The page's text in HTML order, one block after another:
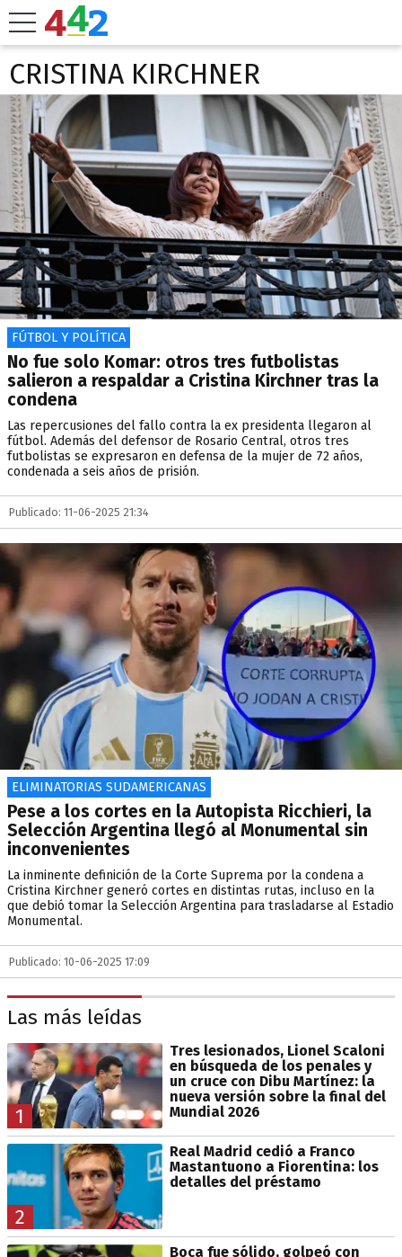
CRISTINA KIRCHNER
FÚTBOL Y POLÍTICA
No fue solo Komar: otros tres futbolistas
salieron a respaldar a Cristina Kirchner tras la
condena
Las repercusiones del fallo contra la ex presidenta llegaron al
fútbol. Además del defensor de Rosario Central, otros tres
futbolistas se expresaron en defensa de la mujer de 72 años,
condenada a seis años de prisión.
Publicado: 11-06-2025 21:34
ELIMINATORIAS SUDAMERICANAS
Pese a los cortes en la Autopista Ricchieri, la
Selección Argentina llegó al Monumental sin
inconvenientes
La inminente definición de la Corte Suprema por la condena a
Cristina Kirchner generó cortes en distintas rutas, incluso en la
que debió tomar la Selección Argentina para trasladarse al Estadio
Monumental.
Publicado: 10-06-2025 17:09
Las más leídas
1
Tres lesionados, Lionel Scaloni
en búsqueda de los penales y
un cruce con Dibu Martínez: la
nueva versión sobre la final del
Mundial 2026
2
Real Madrid cedió a Franco
Mastantuono a Fiorentina: los
detalles del préstamo
Boca fue sólido, golpeó con